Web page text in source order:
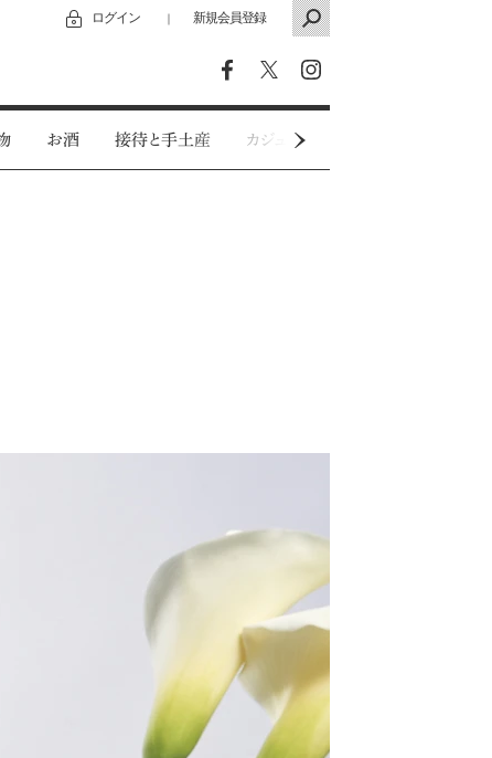
ログイン ｜ 新規会員登録
お酒 接待と手土産 カジュアルウェア